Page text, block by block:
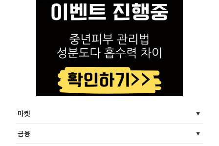
마켓
금융